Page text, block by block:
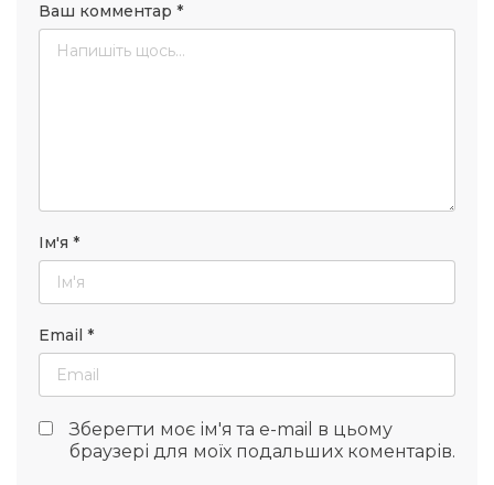
Ваш комментар *
Ім'я *
Email *
Зберегти моє ім'я та e-mail в цьому
браузері для моїх подальших коментарів.